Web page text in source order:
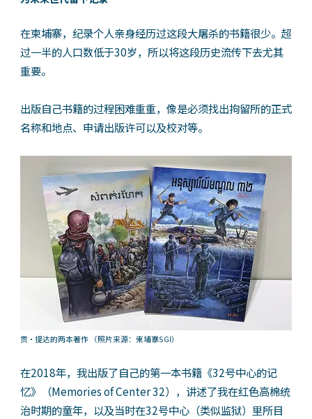
在柬埔寨，纪录个人亲身经历过这段大屠杀的书籍很少。超
过一半的人口数低于30岁，所以将这段历史流传下去尤其
重要。
出版自己书籍的过程困难重重，像是必须找出拘留所的正式
名称和地点、申请出版许可以及校对等。
贡・提达的两本著作 （照片来源：柬埔寨SGI）
在2018年，我出版了自己的第一本书籍《32号中心的记
忆》（Memories of Center 32），讲述了我在红色高棉统
治时期的童年，以及当时在32号中心（类似监狱）里所目